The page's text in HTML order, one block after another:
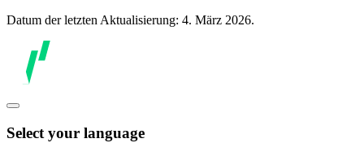
Datum der letzten Aktualisierung: 4. März 2026.
Select your language